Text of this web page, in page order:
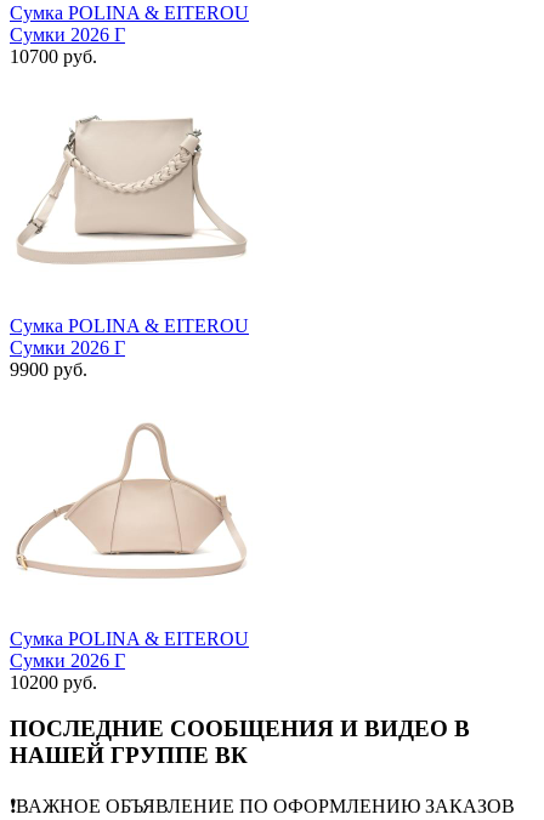
Сумка POLINA & EITEROU
Сумки 2026 Г
10700 руб.
Сумка POLINA & EITEROU
Сумки 2026 Г
9900 руб.
Сумка POLINA & EITEROU
Сумки 2026 Г
10200 руб.
ПОСЛЕДНИЕ СООБЩЕНИЯ И ВИДЕО В
НАШЕЙ ГРУППЕ ВК
❗️ВАЖНОЕ ОБЪЯВЛЕНИЕ ПО ОФОРМЛЕНИЮ ЗАКАЗОВ